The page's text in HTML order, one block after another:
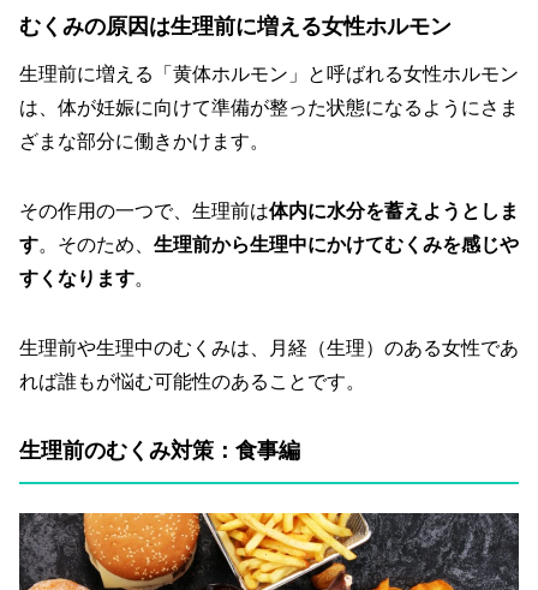
むくみの原因は生理前に増える女性ホルモン
生理前に増える「黄体ホルモン」と呼ばれる女性ホルモン
は、体が妊娠に向けて準備が整った状態になるようにさま
ざまな部分に働きかけます。
その作用の一つで、生理前は体内に水分を蓄えようとしま
す。そのため、 生理前から生理中にかけてむくみを感じや
すくなります。
生理前や生理中のむくみは、月経（生理）のある女性であ
れば誰もが悩む可能性のあることです。
生理前のむくみ対策：食事編